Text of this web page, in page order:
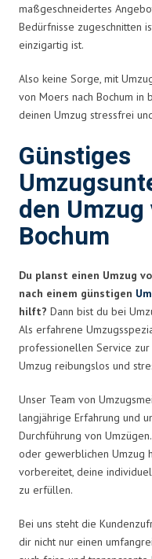
maßgeschneidertes
Bedürfnisse zugeschnitten
einzigartig ist.
Also keine Sorge, mit
von Moers nach Bochum in
deinen Umzug stressfrei
Günstiges
den
Bochum
Du planst einen Umzug
nach einem günstigen
hilft? Dann bist du bei
Als erfahrene
professionellen Service
Umzug reibungslos und
Unser Team von
langjährige Erfahrung und
Durchführung von
oder gewerblichen Umzug
vorbereitet, deine
zu erfüllen.
Bei uns steht die
dir nicht nur einen